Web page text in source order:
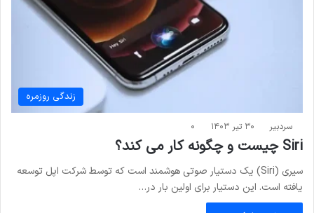
زندگی روزمره
سردبیر ۳۰ تیر ۱۴۰۳ ۰
Siri چیست و چگونه کار می کند؟
سیری (Siri) یک دستیار صوتی هوشمند است که توسط شرکت اپل توسعه
یافته است. این دستیار برای اولین بار در…